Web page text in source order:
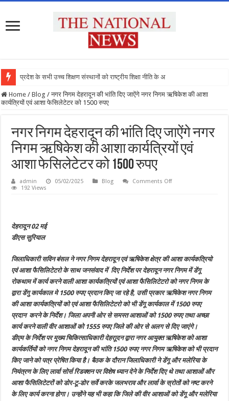
प्रदेश के सभी उच्च शिक्षण संस्थानों को राष्ट्रीय शिक्षा नीति के अनुरूप
Home / Blog / नगर निगम देहरादून की भांति दिए जाऐंगे नगर निगम ऋषिकेश की आशा
कार्यत्रियों एवं आशा फेसिलेटेटर को 1500 रुपए
नगर निगम देहरादून की भांति दिए जाऐंगे नगर
निगम ऋषिकेश की आशा कार्यत्रियों एवं
आशा फेसिलेटेटर को 1500 रुपए
admin 05/02/2025 Blog Comments Offon
आशा
कार्यत्रियों
एवं
आशा
को
1500
रुपए
192 Views
देहरादून 02 मई
डीएस सुरियाल
जिलाधिकारी सविन बंसल ने नगर निगम देहरादून एवं ऋषिकेश क्षेत्र की आशा कार्यकत्रियो
एवं आशा फैसिलिटेटरो के साथ जनसंवाद में दिए निर्देश पर देहरादून नगर निगम में डेंगू
रोकथाम में कार्य करने वाली आशा कार्यकत्रियों एवं आशा फैसिलिटेटरो को नगर निगम के
द्वारा डेंगु कार्यकाल मे 1500 रुपए प्रदान किए जा रहे है, उसी प्रकार ऋषिकेश नगर निगम
की आशा कार्यकत्रियों को एवं आशा फैसिलिटेटरो को भी डेंगू कार्यकाल में 1500 रुपए
प्रदान करने के निर्देश। जिला अपनी ओर से समस्त आशाओं को 1500 रुपए तथा अच्छा
कार्य करने वाली वीर आशाओं को 1555 रुपए जिले की ओर से अलग से दिए जाएंगे।
डीएम के निर्देश पर मुख्य चिकित्साधिकारी देहराूदन द्वारा नगर आयुक्त ऋषिकेश को आशा
कार्यकर्तियों को नगर निगम देहरादून की भांति 1500 रुपए नगर निगम ऋषिकेश को भी प्रदान
किए जाने को पत्र प्रेषित किया है। बैठक के दौरान जिलाधिकारी ने डेंगू और मलेरिया के
नियंत्रण के लिए लार्वा सोर्स रिडक्शन पर विशेष ध्यान देने के निर्देश दिए थे तथा आशाओं और
आशा फैसिलिटेटरों को डोर-टू-डोर सर्वे करके जलभराव और लार्वा के स्रोतों को नष्ट करने
के लिए कार्य करना होगा। उन्होंने यह भी कहा कि जिले की वीर आशाओं को डेंगू और मलेरिया